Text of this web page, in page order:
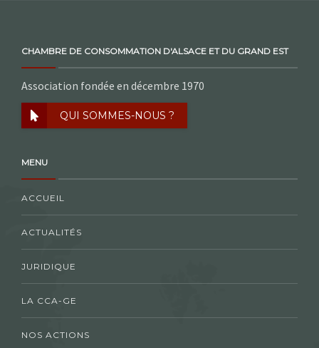
CHAMBRE DE CONSOMMATION D'ALSACE ET DU GRAND EST
Association fondée en décembre 1970
QUI SOMMES-NOUS ?
MENU
ACCUEIL
ACTUALITÉS
JURIDIQUE
LA CCA-GE
NOS ACTIONS